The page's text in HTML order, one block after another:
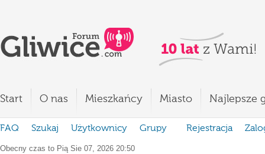
Start O nas Mieszkańcy Miasto Najlepsze
FAQ Szukaj Użytkownicy Grupy Rejestracja
Obecny czas to Pią Sie 07, 2026 20:50